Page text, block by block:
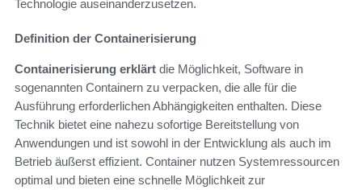
Technologie auseinanderzusetzen.
Definition der Containerisierung
Containerisierung erklärt die Möglichkeit, Software in
sogenannten Containern zu verpacken, die alle für die
Ausführung erforderlichen Abhängigkeiten enthalten. Diese
Technik bietet eine nahezu sofortige Bereitstellung von
Anwendungen und ist sowohl in der Entwicklung als auch im
Betrieb äußerst effizient. Container nutzen Systemressourcen
optimal und bieten eine schnelle Möglichkeit zur